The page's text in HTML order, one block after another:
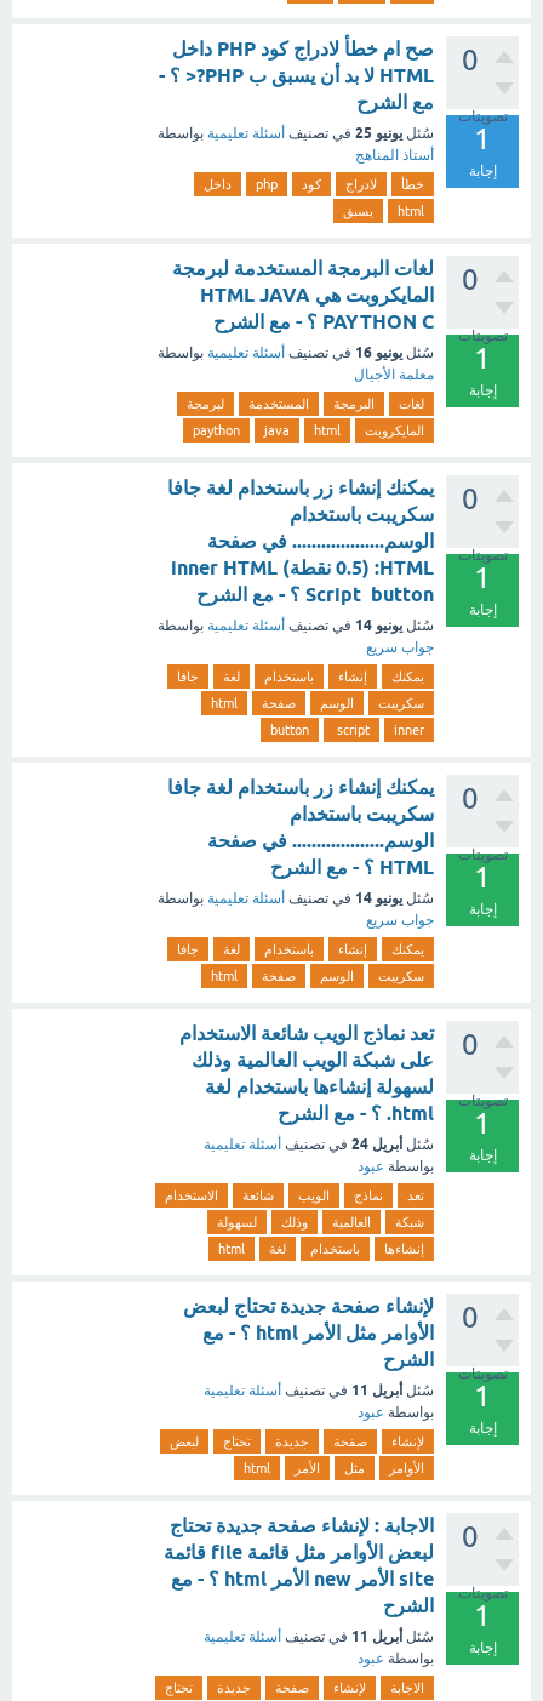
0
تصويتات
1
إجابة
صح ام خطأ لادراج كود PHP داخل
HTML لا بد أن يسبق ب PHP?< ؟ -
مع الشرح
سُئل يونيو 25 في تصنيف أسئلة تعليمية بواسطة
أستاذ المناهج
خطأ لادراج كود php
داخل
html
يسبق
0
تصويتات
1
إجابة
لغات البرمجة المستخدمة لبرمجة
المايكروبت هي HTML JAVA
PAYTHON C ؟ - مع الشرح
سُئل يونيو 16 في تصنيف أسئلة تعليمية بواسطة
معلمة الأجيال
لغات البرمجة المستخدمة
لبرمجة
المايكروبت
html
java
paython
0
تصويتات
1
إجابة
يمكنك إنشاء زر باستخدام لغة جافا
سكريبت باستخدام
الوسم................... في صفحة
HTML: (0.5 نقطة) inner HTML
Script button ؟ - مع الشرح
سُئل يونيو 14 في تصنيف أسئلة تعليمية بواسطة
جواب سريع
يمكنك إنشاء باستخدام لغة
جافا
سكريبت
الوسم صفحة
html
inner
script
button
0
تصويتات
1
إجابة
يمكنك إنشاء زر باستخدام لغة جافا
سكريبت باستخدام
الوسم................... في صفحة
HTML ؟ - مع الشرح
سُئل يونيو 14 في تصنيف أسئلة تعليمية بواسطة
جواب سريع
يمكنك إنشاء باستخدام لغة
جافا
سكريبت
الوسم صفحة html
0
تصويتات
1
إجابة
تعد نماذج الويب شائعة الاستخدام
على شبكة الويب العالمية وذلك
لسهولة إنشاءها باستخدام لغة
html. ؟ - مع الشرح
سُئل أبريل 24 في تصنيف أسئلة تعليمية
بواسطة عبود
تعد نماذج الويب شائعة
الاستخدام
شبكة
العالمية وذلك
لسهولة
إنشاءها
باستخدام لغة html
0
تصويتات
1
إجابة
لإنشاء صفحة جديدة تحتاج لبعض
الأوامر مثل الأمر html ؟ - مع
الشرح
سُئل أبريل 11 في تصنيف أسئلة تعليمية
بواسطة عبود
لإنشاء صفحة جديدة تحتاج
لبعض
الأوامر
مثل الأمر html
0
تصويتات
1
إجابة
الاجابة : لإنشاء صفحة جديدة تحتاج
لبعض الأوامر مثل قائمة file قائمة
site الأمر new الأمر html ؟ - مع
الشرح
سُئل أبريل 11 في تصنيف أسئلة تعليمية
بواسطة عبود
الاجابة لإنشاء صفحة جديدة تحتاج